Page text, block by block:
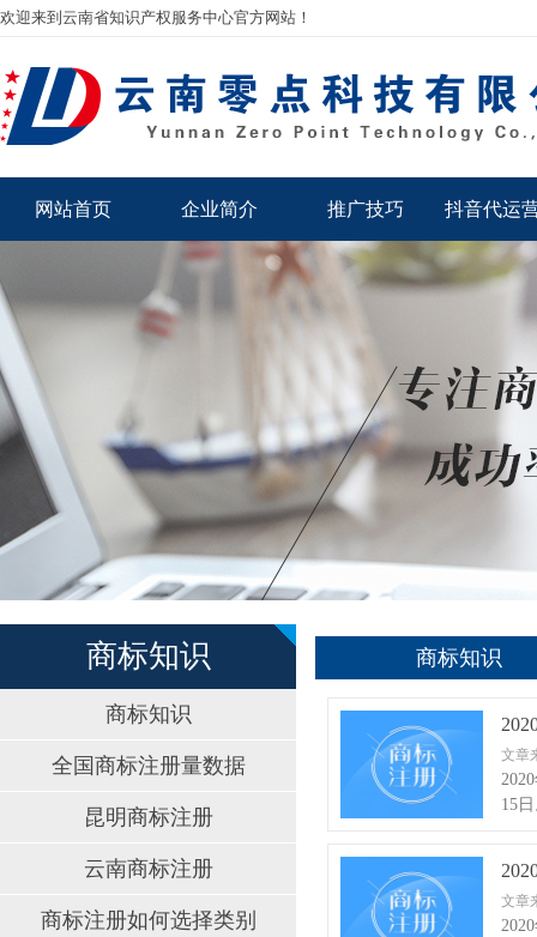
欢迎来到云南省知识产权服务中心官方网站！
网站首页 企业简介 推广技巧 抖音代运
商标知识
商标知识
全国商标注册量数据
昆明商标注册
云南商标注册
商标注册如何选择类别
商标知识
文章
15
文章